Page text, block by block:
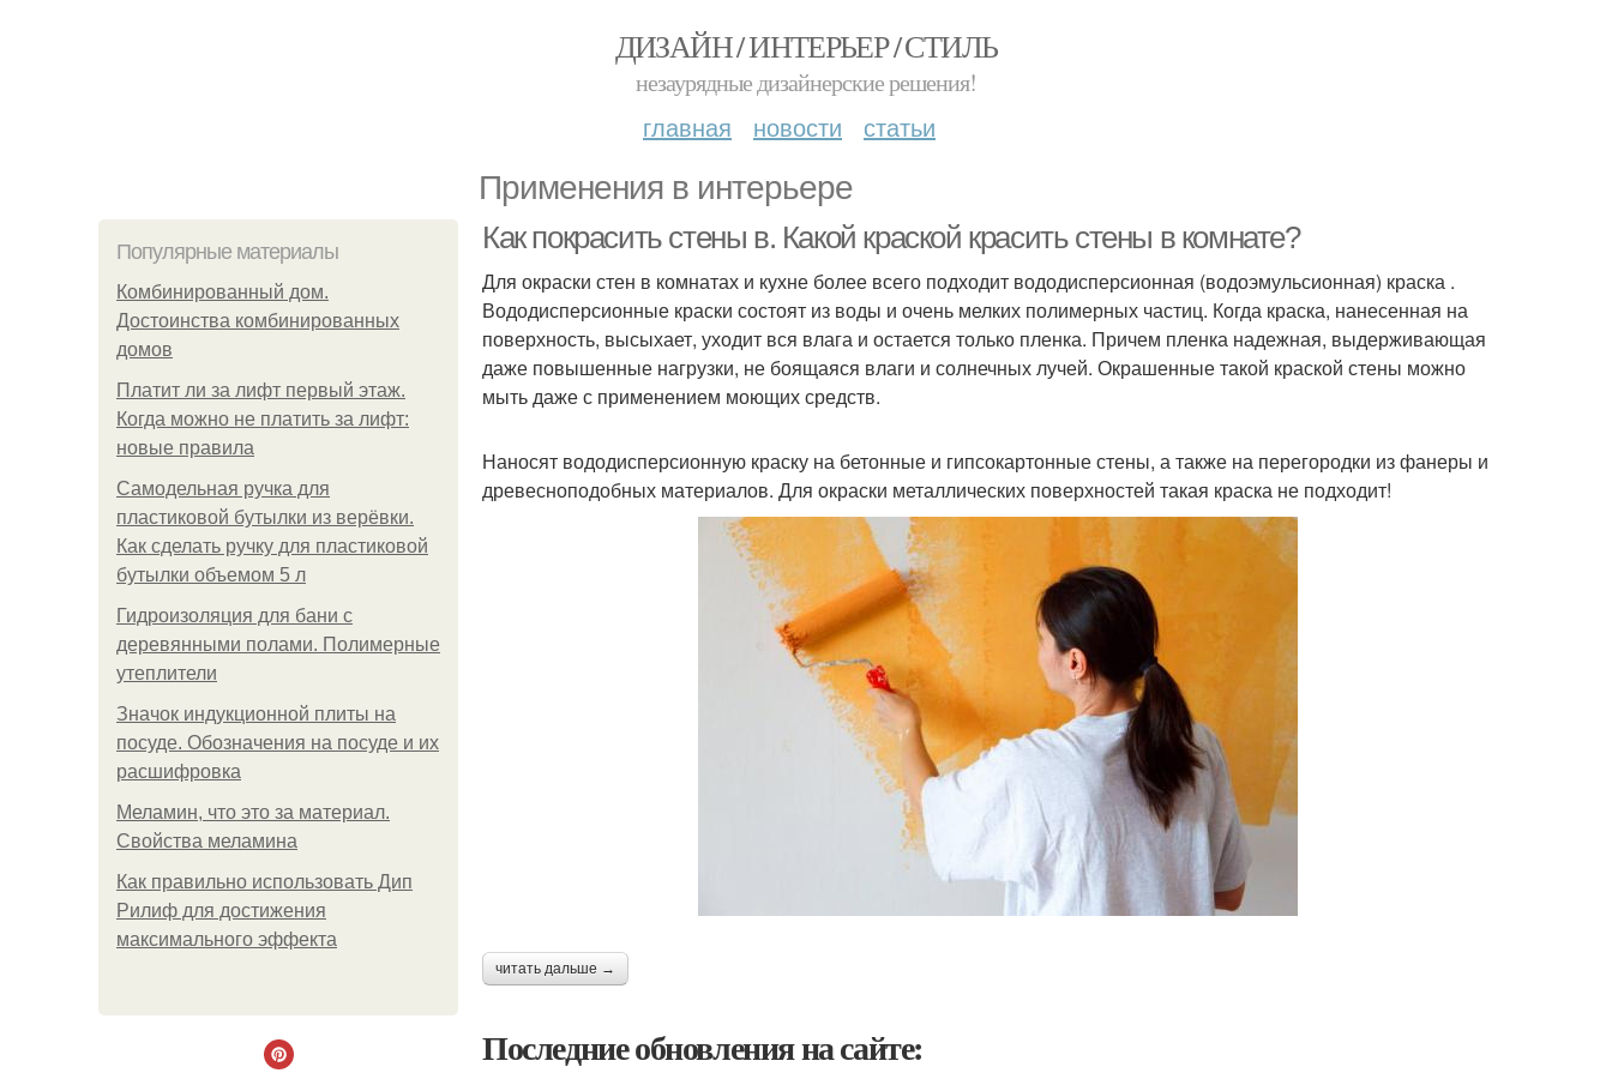
ДИЗАЙН / ИНТЕРЬЕР / СТИЛЬ
незаурядные дизайнерские решения!
главная новости статьи
Применения в интерьере
Популярные материалы
Комбинированный дом.
Достоинства комбинированных
домов
Платит ли за лифт первый этаж.
Когда можно не платить за лифт:
новые правила
Самодельная ручка для
пластиковой бутылки из верёвки.
Как сделать ручку для пластиковой
бутылки объемом 5 л
Гидроизоляция для бани с
деревянными полами. Полимерные
утеплители
Значок индукционной плиты на
посуде. Обозначения на посуде и их
расшифровка
Меламин, что это за материал.
Свойства меламина
Как правильно использовать Дип
Рилиф для достижения
максимального эффекта
Как покрасить стены в. Какой краской красить стены в комнате?
Для окраски стен в комнатах и кухне более всего подходит вододисперсионная (водоэмульсионная) краска .
Вододисперсионные краски состоят из воды и очень мелких полимерных частиц. Когда краска, нанесенная на
поверхность, высыхает, уходит вся влага и остается только пленка. Причем пленка надежная, выдерживающая
даже повышенные нагрузки, не боящаяся влаги и солнечных лучей. Окрашенные такой краской стены можно
мыть даже с применением моющих средств.
Наносят вододисперсионную краску на бетонные и гипсокартонные стены, а также на перегородки из фанеры и
древесноподобных материалов. Для окраски металлических поверхностей такая краска не подходит!
читать дальше →
Последние обновления на сайте: